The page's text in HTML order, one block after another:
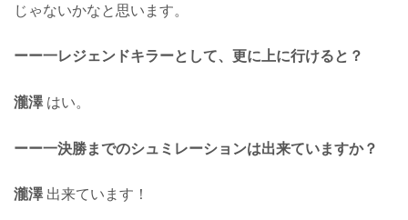
じゃないかなと思います。
ーー一レジェンドキラーとして、更に上に行けると？
瀧澤はい。
ーー一決勝までのシュミレーションは出来ていますか？
瀧澤出来ています！